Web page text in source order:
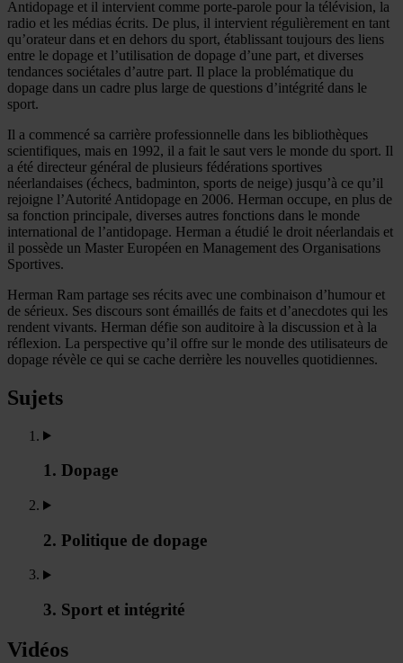
Antidopage et il intervient comme porte-parole pour la télévision, la
radio et les médias écrits. De plus, il intervient régulièrement en tant
qu’orateur dans et en dehors du sport, établissant toujours des liens
entre le dopage et l’utilisation de dopage d’une part, et diverses
tendances sociétales d’autre part. Il place la problématique du
dopage dans un cadre plus large de questions d’intégrité dans le
sport.
Il a commencé sa carrière professionnelle dans les bibliothèques
scientifiques, mais en 1992, il a fait le saut vers le monde du sport. Il
a été directeur général de plusieurs fédérations sportives
néerlandaises (échecs, badminton, sports de neige) jusqu’à ce qu’il
rejoigne l’Autorité Antidopage en 2006. Herman occupe, en plus de
sa fonction principale, diverses autres fonctions dans le monde
international de l’antidopage. Herman a étudié le droit néerlandais et
il possède un Master Européen en Management des Organisations
Sportives.
Herman Ram partage ses récits avec une combinaison d’humour et
de sérieux. Ses discours sont émaillés de faits et d’anecdotes qui les
rendent vivants. Herman défie son auditoire à la discussion et à la
réflexion. La perspective qu’il offre sur le monde des utilisateurs de
dopage révèle ce qui se cache derrière les nouvelles quotidiennes.
Sujets
1. Dopage
2. Politique de dopage
3. Sport et intégrité
Vidéos